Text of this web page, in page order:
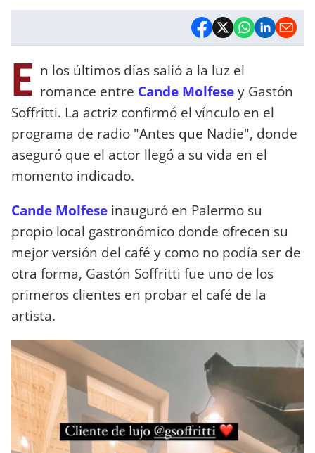
E n los últimos días salió a la luz el
romance entre Cande Molfesey Gastón
Soffritti. La actriz confirmó el vínculo en el
programa de radio "Antes que Nadie", donde
aseguró que el actor llegó a su vida en el
momento indicado.
Cande Molfese inauguró en Palermo su
propio local gastronómico donde ofrecen su
mejor versión del café y como no podía ser de
otra forma, Gastón Soffritti fue uno de los
primeros clientes en probar el café de la
artista.